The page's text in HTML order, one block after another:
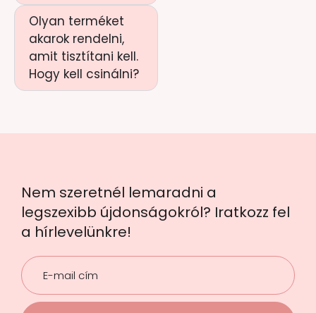
Olyan terméket
akarok rendelni,
amit tisztítani kell.
Hogy kell csinálni?
Nem szeretnél lemaradni a
legszexibb újdonságokról? Iratkozz fel
a hírlevelünkre!